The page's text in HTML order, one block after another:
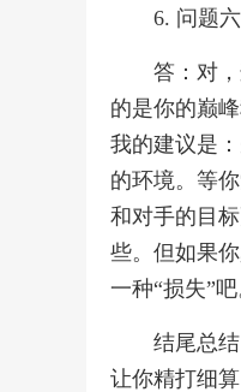
6. 问题
答：对
的是你的巅
我的建议是
的环境。等
和对手的目
些。但如果
一种“损失”吧
结尾总
让你精打细